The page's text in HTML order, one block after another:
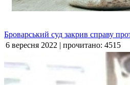
Броварський суд закрив справу
6 вересня 2022 | прочитано: 4515